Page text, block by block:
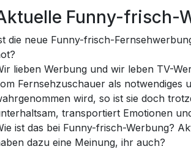
Funny-frisch-
die neue Funny-frisch-
lieben Werbung und wir leben TV-
Fernsehzuschauer als notwendiges
wird, so ist sie doch
transportiert Emotionen
ist das bei Funny-frisch-Werbung?
dazu eine Meinung, ihr auch?